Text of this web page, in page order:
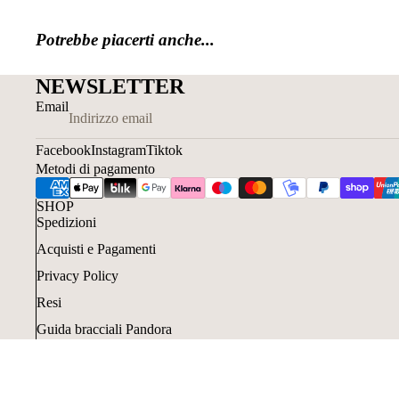
Potrebbe piacerti anche...
NEWSLETTER
Email
FacebookInstagramTiktok
Metodi di pagamento
SHOP
Spedizioni
Acquisti e Pagamenti
Privacy Policy
Resi
Guida bracciali Pandora